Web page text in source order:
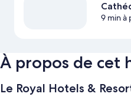
9 min à
À propos de cet
Le Royal Hotels &